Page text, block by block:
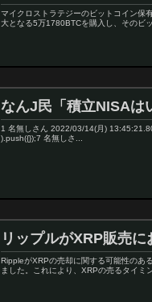
マイクロストラテジーのビットコイン保
大となる5万1780BTCを購入し、そのビ
なんJ民「積立NISAは
1 名無しさん 2022/03/14(月)
).push({});7 名無しさ...
リップルがXRP販売
RippleがXRPの売却に関する可能性のあ
ました。これにより、XRPの売るタイ